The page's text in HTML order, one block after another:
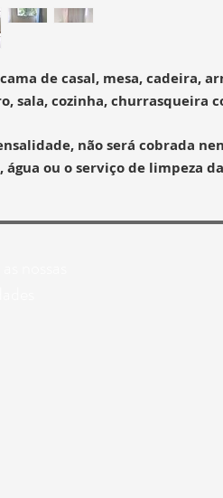
de casal, mesa, cadeira,
sala, cozinha, churrasqueira
não será cobrada
ou o serviço de limpeza